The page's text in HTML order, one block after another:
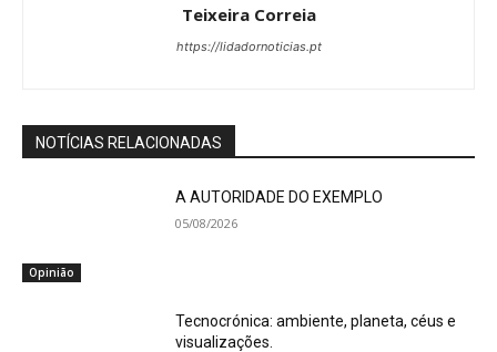
Teixeira Correia
https://lidadornoticias.pt
NOTÍCIAS RELACIONADAS
Opinião
A AUTORIDADE DO EXEMPLO
05/08/2026
Tecnocrónica: ambiente, planeta, céus e
visualizações.